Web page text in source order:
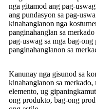
nga gitamod ang pag-
ang pundasyon sa pag-
kinahanglanon nga
panginahanglan sa
pag-uswag sa mga bag-
panginahanglanon sa
Kanunay nga gisunod sa
kinahanglanon sa merkado,
elemento, ug
ong produkto, bag-ong